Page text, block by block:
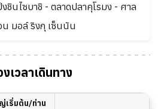
ชินไซบาชิ - ตลาดปลาคุโรมง - ศาล
น มอล์ ริงกุ เซ็นนัน
เวลาเดินทาง
เริ่มต้น/ท่าน